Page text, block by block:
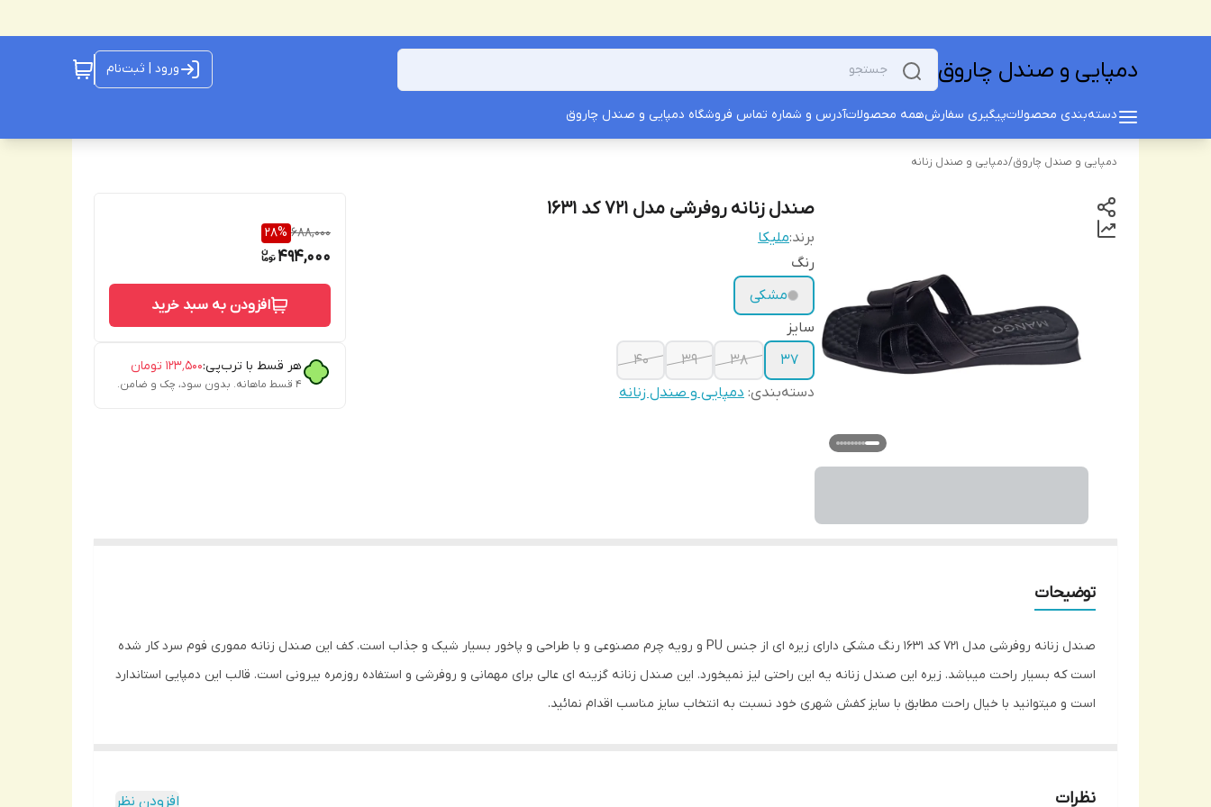
دمپایی و صندل چاروق ورود | ثبت‌نام
دسته‌بندی محصولاتپیگیری سفارشهمه محصولاتآدرس و شماره تماس فروشگاه دمپایی و صندل چاروق
دمپایی و صندل چاروق/دمپایی و صندل زنانه
صندل زنانه روفرشی مدل 721 کد 1631
برند:ملیکا
رنگ
مشکی
سایز
37
38
39
40
دسته‌بندی: دمپایی و صندل زنانه
688,000
28%
494,000
افزودن به سبد خرید
هر قسط با ترب‌پی:۱۲۳٬۵۰۰ تومان
۴ قسط ماهانه. بدون سود، چک و ضامن.
توضیحات
صندل زنانه روفرشی مدل 721 کد 1631 رنگ مشکی دارای زیره ای از جنس PU و رویه چرم مصنوعی و با طراحی و پاخور بسیار شیک و جذاب است. کف این صندل زنانه مموری فوم سرد کار شده
است که بسیار راحت میباشد. زیره این صندل زنانه یه این راحتی لیز نمیخورد. این صندل زنانه گزینه ای عالی برای مهمانی و روفرشی و استفاده روزمره بیرونی است. قالب این دمپایی استاندارد
است و میتوانید با خیال راحت مطابق با سایز کفش شهری خود نسبت به انتخاب سایز مناسب اقدام نمائید.
نظرات افزودن نظر